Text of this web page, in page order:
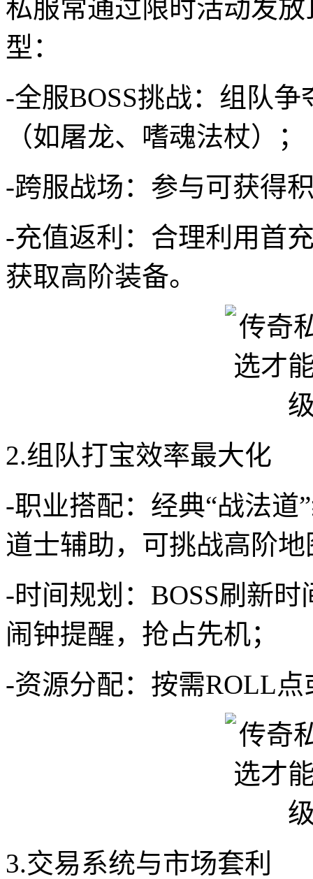
私服常通过限时活动发
型：
-全服BOSS挑战：组队
（如屠龙、嗜魂法杖）；
-跨服战场：参与可获得
-充值返利：合理利用首
获取高阶装备。
2.组队打宝效率最大化
-职业搭配：经典“战法道
道士辅助，可挑战高阶
-时间规划：BOSS刷新
闹钟提醒，抢占先机；
-资源分配：按需ROLL
3.交易系统与市场套利